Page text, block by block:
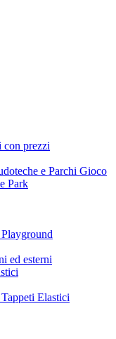
con prezzi
e Parchi Gioco
Park
ed esterni
Elastici